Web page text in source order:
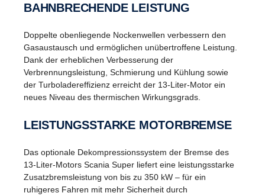
BAHNBRECHENDE LEISTUNG
Doppelte obenliegende Nockenwellen verbessern den
Gasaustausch und ermöglichen unübertroffene Leistung.
Dank der erheblichen Verbesserung der
Verbrennungsleistung, Schmierung und Kühlung sowie
der Turboladereffizienz erreicht der 13-Liter-Motor ein
neues Niveau des thermischen Wirkungsgrads.
LEISTUNGSSTARKE MOTORBREMSE
Das optionale Dekompressionssystem der Bremse des
13-Liter-Motors Scania Super liefert eine leistungsstarke
Zusatzbremsleistung von bis zu 350 kW – für ein
ruhigeres Fahren mit mehr Sicherheit durch